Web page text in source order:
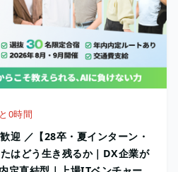
0時間
迎 ／【28卒・夏インターン・
はどう生き残るか｜DX企業が